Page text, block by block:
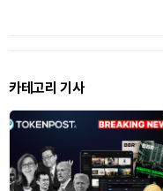
카테고리 기사